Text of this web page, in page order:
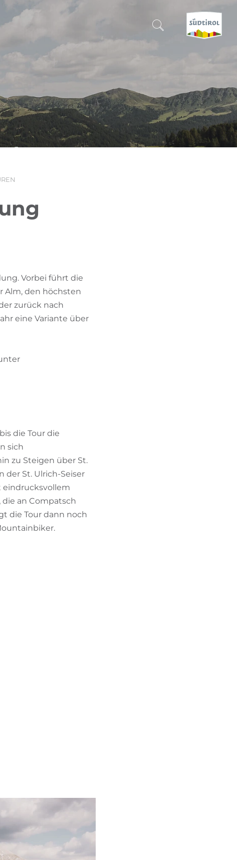
ENTDECKE SÜDTIROL
WANN?
Vorbei führt die
Alm, den höchsten
zurück nach
eine Variante über
die Tour die
sich
zu Steigen über St.
der St. Ulrich-Seiser
eindrucksvollem
die an Compatsch
die Tour dann noch